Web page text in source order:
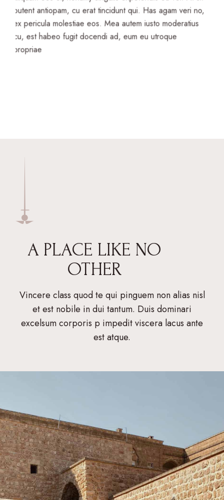
putent antiopam, cu erat tincidunt qui. Has agam veri no,
ex pericula molestiae eos. Mea autem iusto moderatius
cu, est habeo fugit docendi ad, eum eu utroque
propriae
A PLACE LIKE NO
OTHER
Vincere class quod te qui pinguem non alias nisl
et est nobile in dui tantum. Duis dominari
excelsum corporis p impedit viscera lacus ante
est atque.